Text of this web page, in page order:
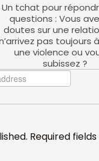
Un tchat pour
questions : Vous
doutes sur une
pas toujours
une violence ou
subissez ?
Required fields